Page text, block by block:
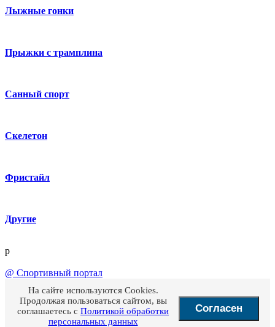
Лыжные гонки
Прыжки с трамплина
Санный спорт
Скелетон
Фристайл
Другие
p
@ Спортивный портал
На сайте используются Cookies.
Продолжая пользоваться сайтом, вы
соглашаетесь с Политикой обработки
персональных данных
Согласен